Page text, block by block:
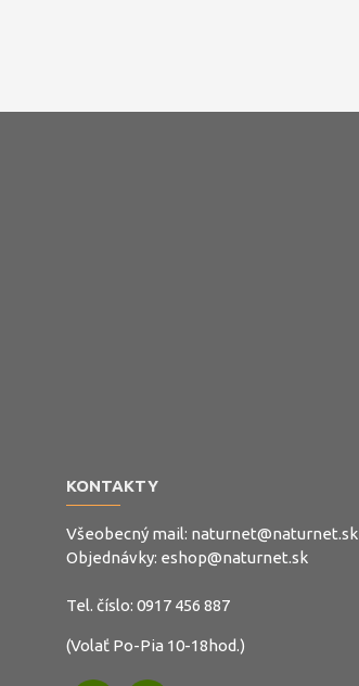
KONTAKTY
Všeobecný mail: naturnet@naturnet.sk
Objednávky: eshop@naturnet.sk
Tel. číslo: 0917 456 887
(Volať Po-Pia 10-18hod.)